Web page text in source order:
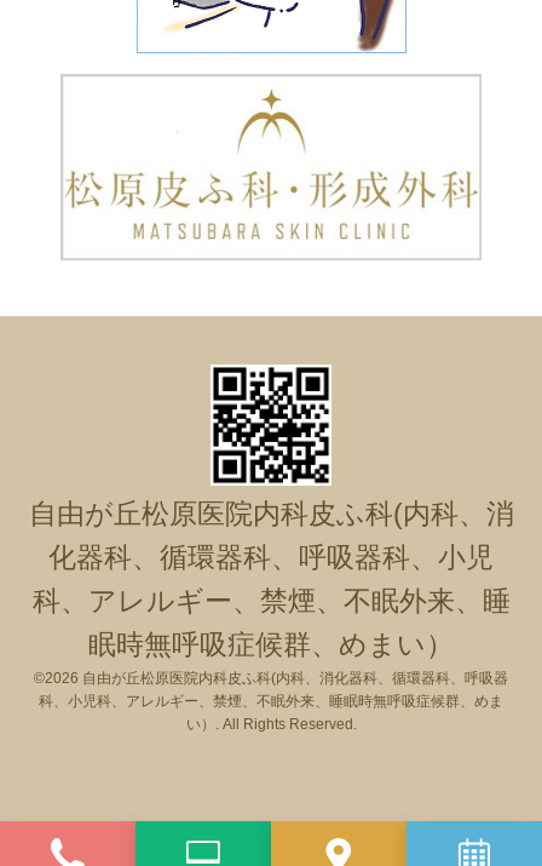
自由が丘松原医院内科皮ふ科(内科、消
化器科、循環器科、呼吸器科、小児
科、アレルギー、禁煙、不眠外来、睡
眠時無呼吸症候群、めまい）
©2026 自由が丘松原医院内科皮ふ科(内科、消化器科、循環器科、呼吸器
科、小児科、アレルギー、禁煙、不眠外来、睡眠時無呼吸症候群、めま
い）
. All Rights Reserved.